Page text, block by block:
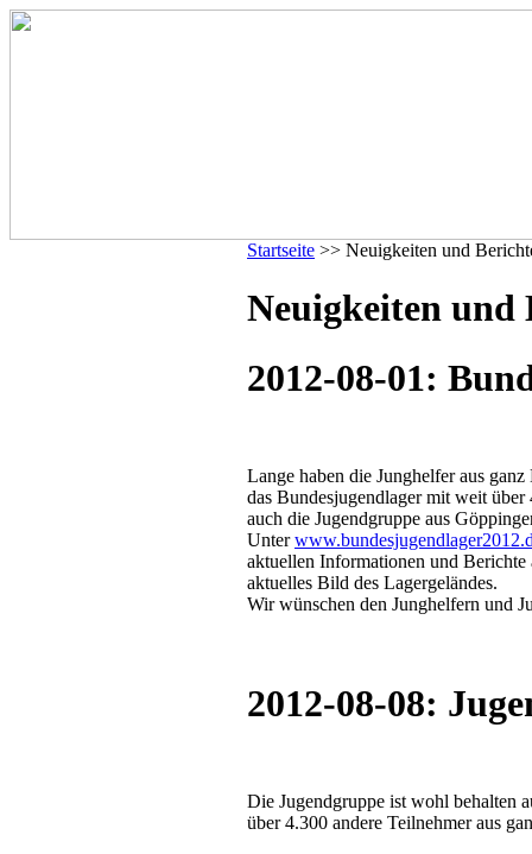
Startseite >> Neuigkeiten und
Neuigkeiten und
2012-08-01:
Lange haben die Junghelfer aus
das Bundesjugendlager mit weit
auch die Jugendgruppe aus
Unter
aktuellen Informationen und Berichte
aktuelles Bild des Lagergeländes.
Wir wünschen den Junghelfern und
2012-08-08:
Die Jugendgruppe ist wohl behalten
über 4.300 andere Teilnehmer aus